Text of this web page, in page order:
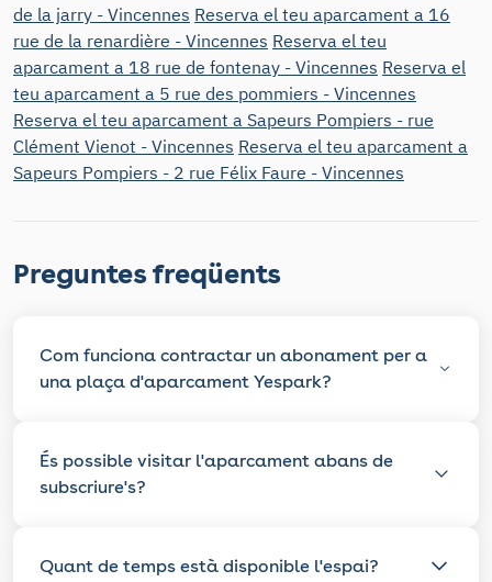
de la jarry - Vincennes Reserva el teu aparcament a 16
rue de la renardière - Vincennes Reserva el teu
aparcament a 18 rue de fontenay - Vincennes Reserva el
teu aparcament a 5 rue des pommiers - Vincennes
Reserva el teu aparcament a Sapeurs Pompiers - rue
Clément Vienot - Vincennes Reserva el teu aparcament a
Sapeurs Pompiers - 2 rue Félix Faure - Vincennes
Preguntes freqüents
Com funciona contractar un abonament per a
una plaça d'aparcament Yespark?
És possible visitar l'aparcament abans de
subscriure's?
Quant de temps està disponible l'espai?